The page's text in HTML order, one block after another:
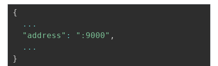
{
...
"address" : ":9000" ,
...
}